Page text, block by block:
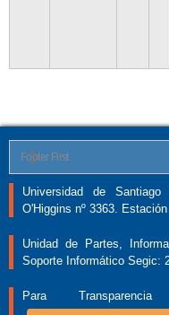
Footer First
Universidad de
O'Higgins nº 3363.
Unidad de Partes,
Soporte Informático Segic:
Para